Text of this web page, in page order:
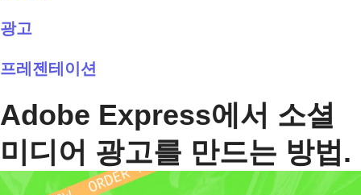
광고
프레젠테이션
Adobe Express에서 소셜
미디어 광고를 만드는 방법.